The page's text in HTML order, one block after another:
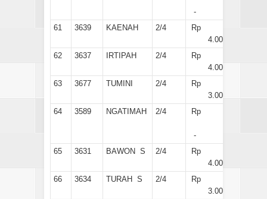
-
61
3639 KAENAH 2/4
Rp
4.000
62
3637 IRTIPAH 2/4
Rp
4.000
63
3677 TUMINI 2/4
Rp
3.000
64
3589 NGATIMAH 2/4 Rp
-
65
3631 BAWON S 2/4
Rp
4.000
66
3634 TURAH S 2/4
Rp
3.000